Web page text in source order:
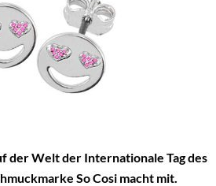
der Welt der Internationale Tag des
So Cosi macht mit.